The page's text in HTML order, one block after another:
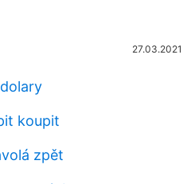
27.03.2021
koupit
zpět